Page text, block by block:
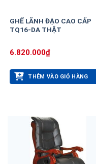
GHẾ LÃNH ĐẠO CAO CẤP
TQ16-DA THẬT
6.820.000₫
THÊM VÀO GIỎ HÀNG